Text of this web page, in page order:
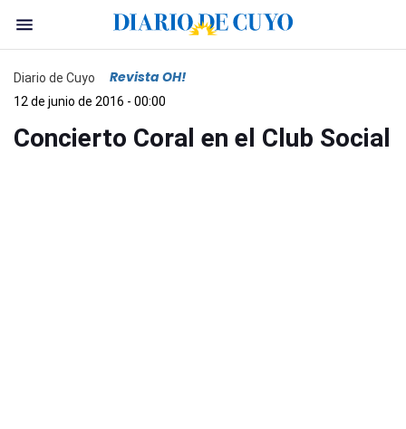
Diario de Cuyo Revista OH!
12 de junio de 2016 - 00:00
Concierto Coral en el Club Social